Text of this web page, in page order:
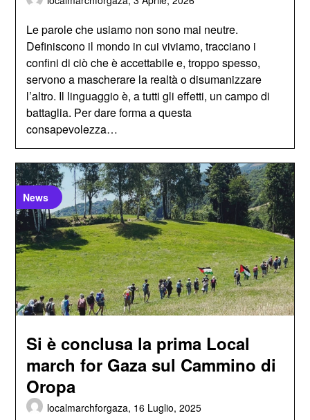
Le parole che usiamo non sono mai neutre.
Definiscono il mondo in cui viviamo, tracciano i
confini di ciò che è accettabile e, troppo spesso,
servono a mascherare la realtà o disumanizzare
l’altro. Il linguaggio è, a tutti gli effetti, un campo di
battaglia. Per dare forma a questa
consapevolezza…
News
Si è conclusa la prima Local
march for Gaza sul Cammino di
Oropa
localmarchforgaza, 16 Luglio, 2025